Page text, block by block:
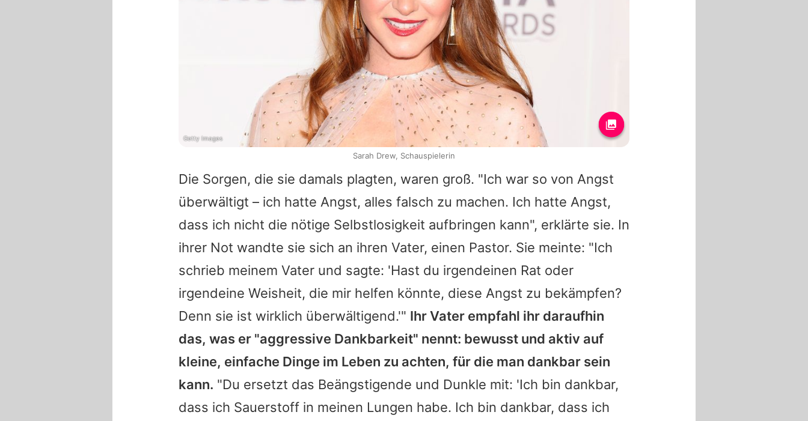
Die Sorgen, die sie damals plagten, waren groß. "Ich war so von Angst
überwältigt – ich hatte Angst, alles falsch zu machen. Ich hatte Angst,
dass ich nicht die nötige Selbstlosigkeit aufbringen kann", erklärte sie. In
ihrer Not wandte sie sich an ihren Vater, einen Pastor. Sie meinte: "Ich
schrieb meinem Vater und sagte: 'Hast du irgendeinen Rat oder
irgendeine Weisheit, die mir helfen könnte, diese Angst zu bekämpfen?
Denn sie ist wirklich überwältigend.'" Ihr Vater empfahl ihr daraufhin
das, was er "aggressive Dankbarkeit" nennt: bewusst und aktiv auf
kleine, einfache Dinge im Leben zu achten, für die man dankbar sein
kann. "Du ersetzt das Beängstigende und Dunkle mit: 'Ich bin dankbar,
dass ich Sauerstoff in meinen Lungen habe. Ich bin dankbar, dass ich
Getty Images
Sarah Drew, Schauspielerin